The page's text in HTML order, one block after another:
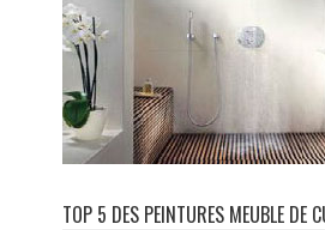
TOP 5 DES PEINTURES MEUBLE DE